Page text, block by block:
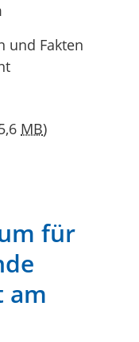
und Fakten
MB)
für
am